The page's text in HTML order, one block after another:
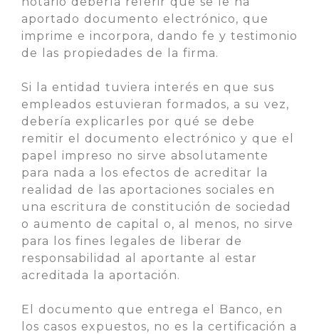
aportado documento electrónico, que
imprime e incorpora, dando fe y testimonio
de las propiedades de la firma.
Si la entidad tuviera interés en que sus
empleados estuvieran formados, a su vez,
debería explicarles por qué se debe
remitir el documento electrónico y que el
papel impreso no sirve absolutamente
para nada a los efectos de acreditar la
realidad de las aportaciones sociales en
una escritura de constitución de sociedad
o aumento de capital o, al menos, no sirve
para los fines legales de liberar de
responsabilidad al aportante al estar
acreditada la aportación.
El documento que entrega el Banco, en
los casos expuestos, no es la certificación a